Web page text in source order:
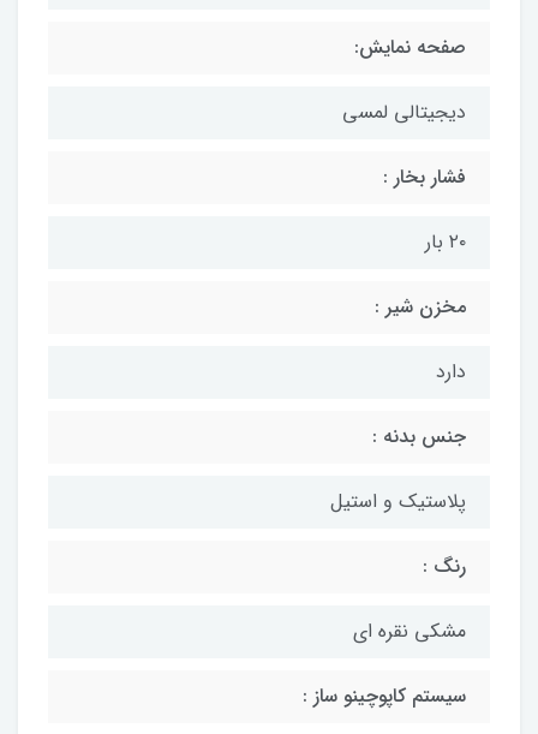
صفحه نمایش:
دیجیتالی لمسی
فشار بخار :
۲۰ بار
مخزن شیر :
دارد
جنس بدنه :
پلاستیک و استیل
رنگ :
مشکی نقره ای
سیستم کاپوچینو ساز :